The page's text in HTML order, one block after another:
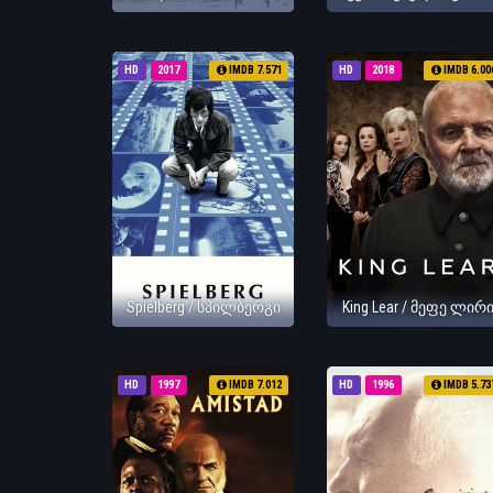
HD 2017 IMDB 7.571
Spielberg / სპილბერგი
HD 2018 IMDB
King Lear / მეფე ლირი
HD 1997 IMDB 7.012 HD 1996 IMDB